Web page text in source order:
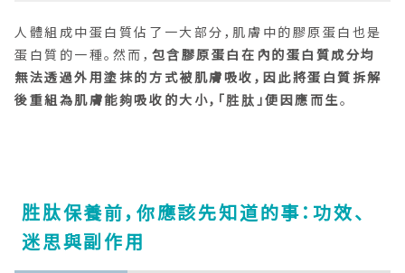
人體組成中蛋白質佔了一大部分，肌膚中的膠原蛋白也是
蛋白質的一種。然而， 包含膠原蛋白在內的蛋白質成分均
無法透過外用塗抹的方式被肌膚吸收，因此將蛋白質拆解
後重組為肌膚能夠吸收的大小，「胜肽」便因應而生。
胜肽保養前，你應該先知道的事：功效、
迷思與副作用